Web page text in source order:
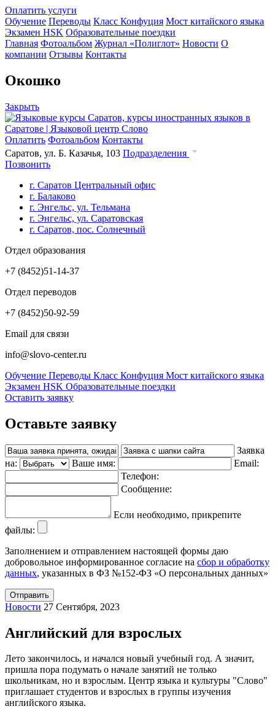
Оплатить услуги
Обучение Переводы Класс Конфуция Мост китайского языка
Экзамен HSK Образовательные поездки
Главная Фотоальбом Журнал «Полиглот» Новости О
компании Отзывы Контакты
Окошко
Закрыть
Оплатить Фотоальбом Контакты
Саратов, ул. Б. Казачья, 103 Подразделения
Позвонить
г. Саратов Центральный офис
г. Балаково
г. Энгельс, ул. Тельмана
г. Энгельс, ул. Саратовская
г. Саратов, пос. Солнечный
Отдел образования
+7 (8452)51-14-37
Отдел переводов
+7 (8452)50-92-59
Email для связи
info@slovo-center.ru
Обучение Переводы Класс Конфуция Мост китайского языка
Экзамен HSK Образовательные поездки
Оставить заявку
Оставьте заявку
Заявка
на:
Ваше имя:
Email:
Телефон:
Сообщение:
Если необходимо, прикрепите
файлы:
Заполнением и отправлением настоящей формы даю
добровольное информированное согласие на сбор и обработку
данных, указанных в ФЗ №152-ФЗ «О персональных данных»
Новости 27 Сентября, 2023
Английский для взрослых
Лето закончилось, и начался новый учебный год. А значит,
пришла пора подумать о начале занятий не только
школьникам, но и взрослым. Центр языка и культуры "Слово"
приглашает студентов и взрослых в группы изучения
английского языка.